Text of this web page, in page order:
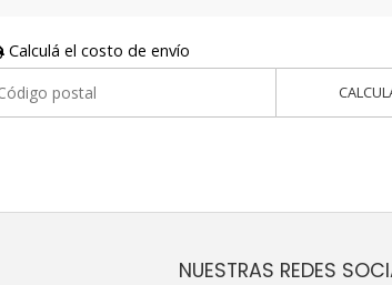
Calculá el costo de envío
NUESTRAS REDES